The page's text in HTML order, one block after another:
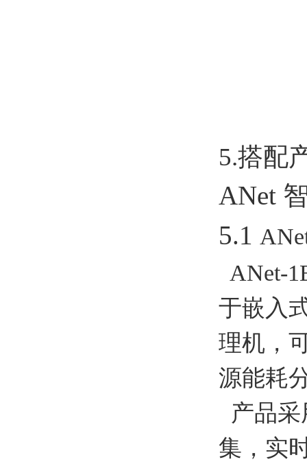
5.搭配
ANet
5.1
ANet-
于嵌入
理机，
源能耗
产品
集，实